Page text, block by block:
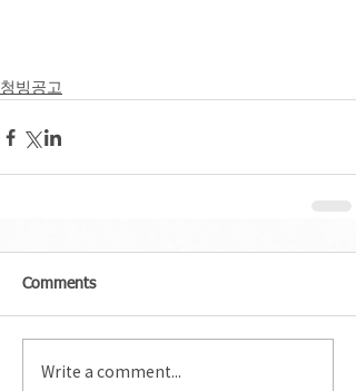
청빙공고
Comments
Write a comment...